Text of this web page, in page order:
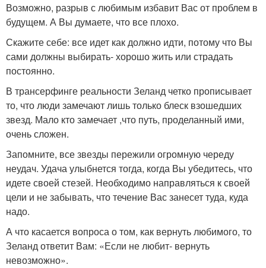
Возможно, разрыв с любимым избавит Вас от проблем в
будущем. А Вы думаете, что все плохо.
Скажите себе: все идет как должно идти, потому что Вы
сами должны выбирать- хорошо жить или страдать
постоянно.
В трансерфинге реальности Зеланд четко прописывает
то, что люди замечают лишь только блеск взошедших
звезд. Мало кто замечает ,что путь, проделанный ими,
очень сложен.
Запомните, все звезды пережили огромную череду
неудач. Удача улыбнется тогда, когда Вы убедитесь, что
идете своей стезей. Необходимо направляться к своей
цели и не забывать, что течение Вас занесет туда, куда
надо.
А что касается вопроса о том, как вернуть любимого, то
Зеланд ответит Вам: «Если не любит- вернуть
невозможно».